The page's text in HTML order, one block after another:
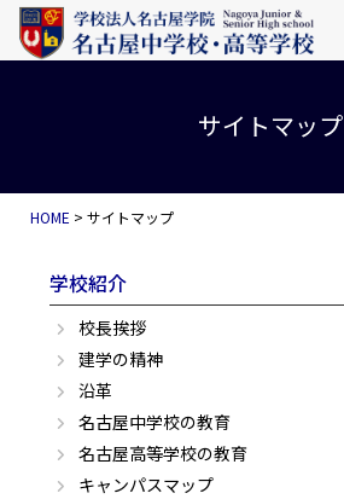
コンテンツへスキップ
メインナビゲーション
サイトマップ
HOME >サイトマップ
学校紹介
校長挨拶
建学の精神
沿革
名古屋中学校の教育
名古屋高等学校の教育
キャンパスマップ